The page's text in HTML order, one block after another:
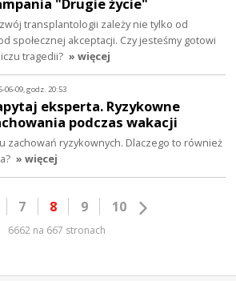
"Drugie życie"
transplantologii zależy nie tylko od
społecznej akceptacji. Czy jesteśmy gotowi
tragedii? » więcej
06-09, godz. 20:53
eksperta. Ryzykowne
podczas wakacji
zachowań ryzykownych. Dlaczego to również
» więcej
7 8 9 10
6662 na 667 stronach